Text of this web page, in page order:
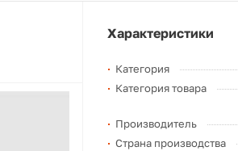
Характеристики
Категория
Категория товара
Производитель
Страна производства